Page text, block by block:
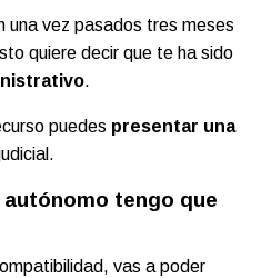
una vez pasados tres meses
quiere decir que te ha sido
.
puedes presentar una
tengo que
vas a poder